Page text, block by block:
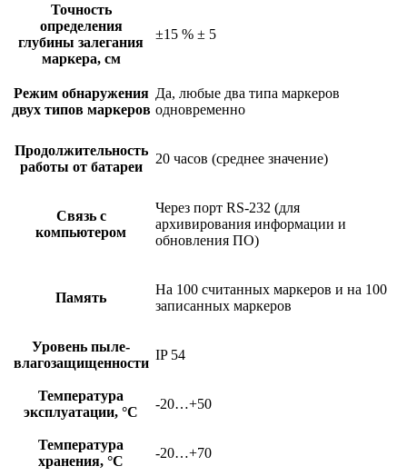
Точность
определения
глубины залегания
маркера, см
±15 % ± 5
Режим обнаружения
двух типов маркеров
Да, любые два типа маркеров
одновременно
Продолжительность
работы от батареи
20 часов (среднее значение)
Связь с
компьютером
Через порт RS-232 (для
архивирования информации и
обновления ПО)
Память
На 100 считанных маркеров и на 100
записанных маркеров
Уровень пыле-
влагозащищенности
IP 54
Температура
эксплуатации, °C
-20…+50
Температура
хранения, °C
-20…+70